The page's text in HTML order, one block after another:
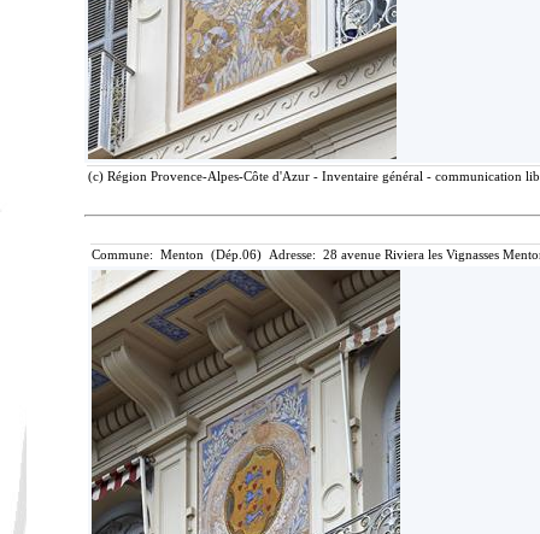
(c) Région Provence-Alpes-Côte d'Azur - Inventaire général - communication
Commune: Menton (Dép.06) Adresse: 28 avenue Riviera les Vignasses